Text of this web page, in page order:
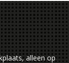
alleen op